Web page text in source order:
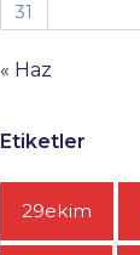
31
« Haz
Etiketler
29ekim